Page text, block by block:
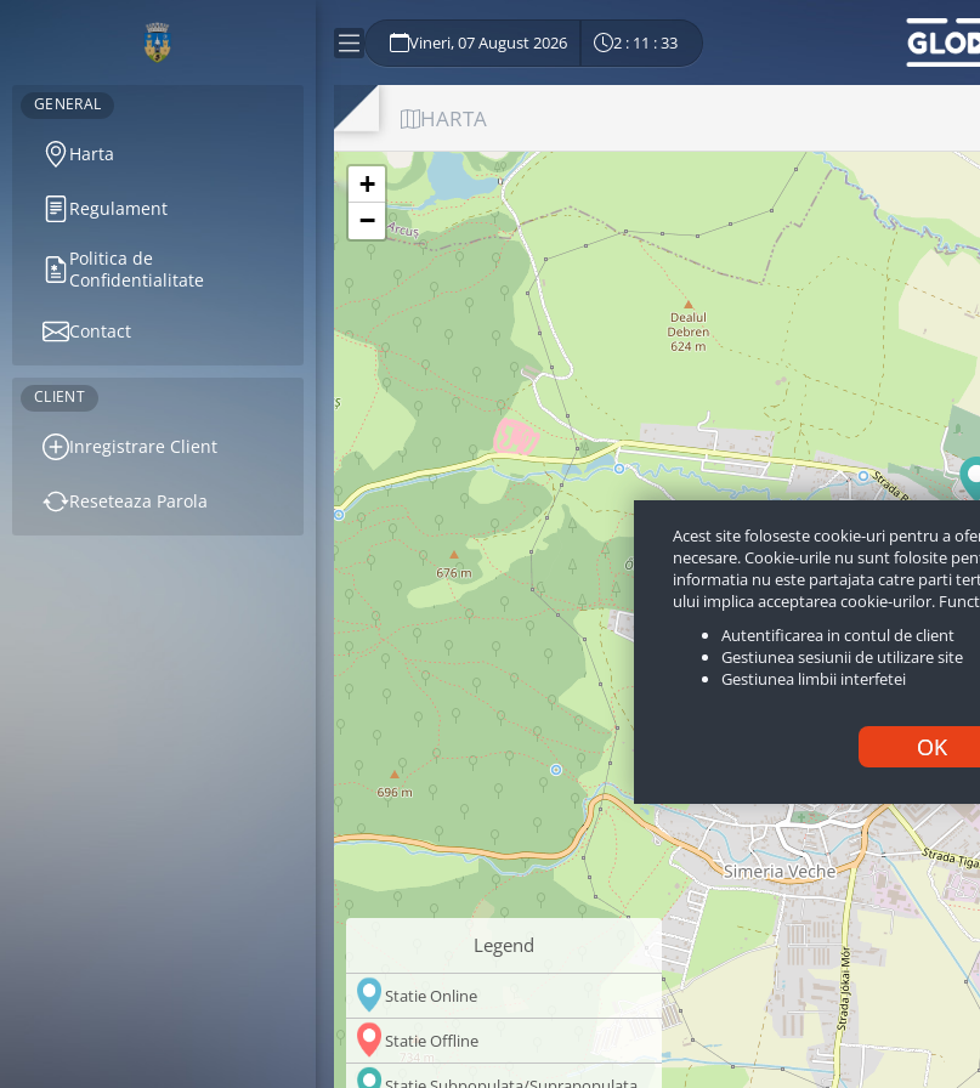
GENERAL
Harta
Regulament
Politica de
Confidentialitate
Contact
CLIENT
Inregistrare Client
Reseteaza Parola
Vineri, 07 August 2026 2 : 11 : 34
Acest site foloseste cookie-uri pentru a
necesare. Cookie-urile nu sunt folosite
informatia nu este partajata catre parti
ului implica acceptarea cookie-urilor.
Autentificarea in contul de client
Gestiunea sesiunii de utilizare site
Gestiunea limbii interfetei
OK
HARTA
+
−
Legend
Statie Online
Statie Offline